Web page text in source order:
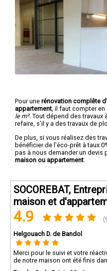
Pour une rénovation complête
appartement , il faut compter en
le m². Tout dépend des travaux
refaire, s'il y a des travaux de
De plus, si vous réalisez des
bénéficier de l'éco-prêt à taux
pas à nous demander un devis
maison ou appartement
SOCOREBAT,
maison et
4.9
Helgouach D. de Bandol
Merci pour le suivi et votre
de notre maison ont été finis